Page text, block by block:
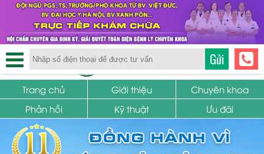
TRUNG TÂM PHỤ KHOA
SỨC KHỎE SINH SẢN
Trang chủ Giới thiệu
Chuyên khoa
Phản hồi
Kỹ thuật Ưu đãi
Gửi